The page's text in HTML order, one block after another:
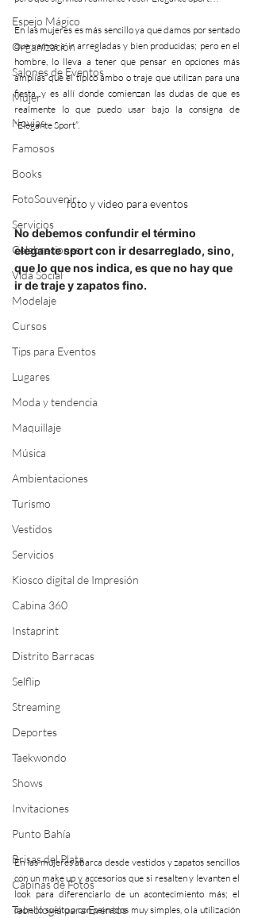
Espejo Mágico
Organización
Salones de Eventos
Mujer
Novias
Famosos
Books
FotoSouvenir
Servicios
Celebraciones
Vida Social
Modelaje
Cursos
Tips para Eventos
Lugares
Moda y tendencia
Maquillaje
Música
Ambientaciones
Turismo
Vestidos
Servicios
Kiosco digital de Impresión
Cabina 360
Instaprint
Distrito Barracas
Selflip
Streaming
Deportes
Taekwondo
Shows
Invitaciones
Punto Bahía
Brisas del Plata
Cabinas de Fotos
Tecnología para Eventos
En las mujeres es más sencillo ya que damos por sentado
que vamos a ir arregladas y bien producidas; pero en el
hombre, lo lleva a tener que pensar en opciones más
amplias que el típico ambo o traje que utilizan para una
fiesta, y es allí donde comienzan las dudas de que es
realmente lo que puedo usar bajo la consigna de
“Elegante Sport”.
foto y video para eventos
No debemos confundir el término
elegante sport con ir desarreglado, sino,
que lo que nos indica, es que no hay que
ir de traje y zapatos fino.
En las mujeres abarca desde vestidos y zapatos sencillos
con un make up y accesorios que si resalten y levanten el
look para diferenciarlo de un acontecimiento más; el
cabello suelto o con peinados muy simples, o la utilización